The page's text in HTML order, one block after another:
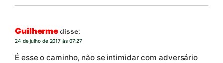
Guilhermedisse:
24 de julho de 2017 às 07:27
É esse o caminho, não se intimidar com adversário